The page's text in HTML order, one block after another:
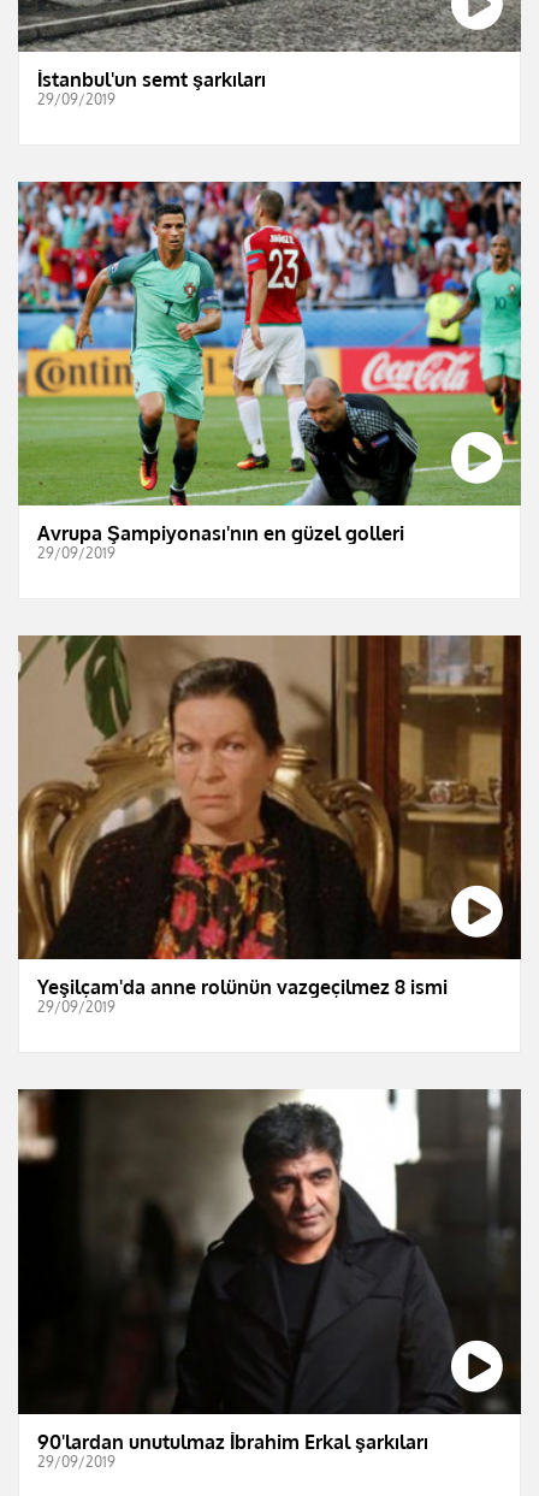
İstanbul'un semt şarkıları
29/09/2019
Avrupa Şampiyonası'nın en güzel golleri
29/09/2019
Yeşilçam'da anne rolünün vazgeçilmez 8 ismi
29/09/2019
90'lardan unutulmaz İbrahim Erkal şarkıları
29/09/2019